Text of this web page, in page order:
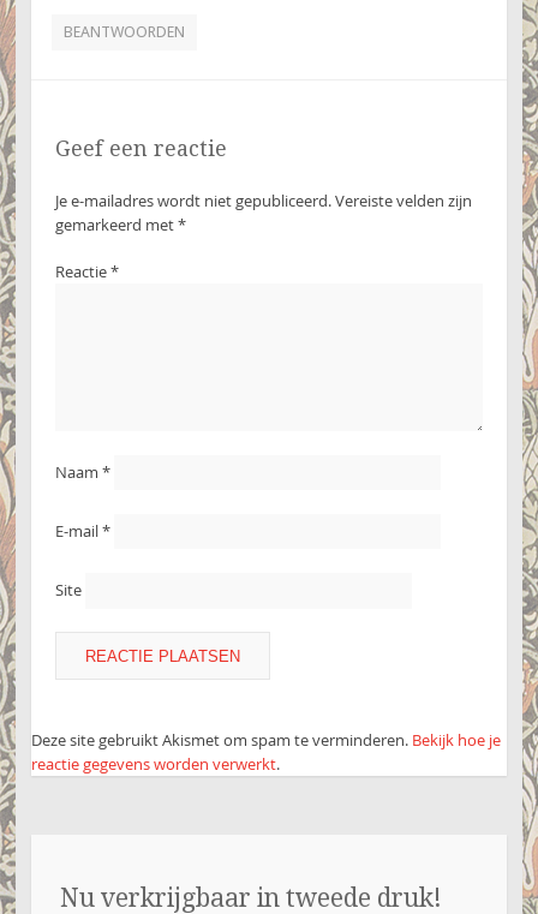
BEANTWOORDEN
Geef een reactie
Je e-mailadres wordt niet gepubliceerd.Vereiste velden zijn
gemarkeerd met*
Reactie*
Naam *
E-mail*
Site
Deze site gebruikt Akismet om spam te verminderen. Bekijk hoe je
reactie gegevens worden verwerkt.
Nu verkrijgbaar in tweede druk!